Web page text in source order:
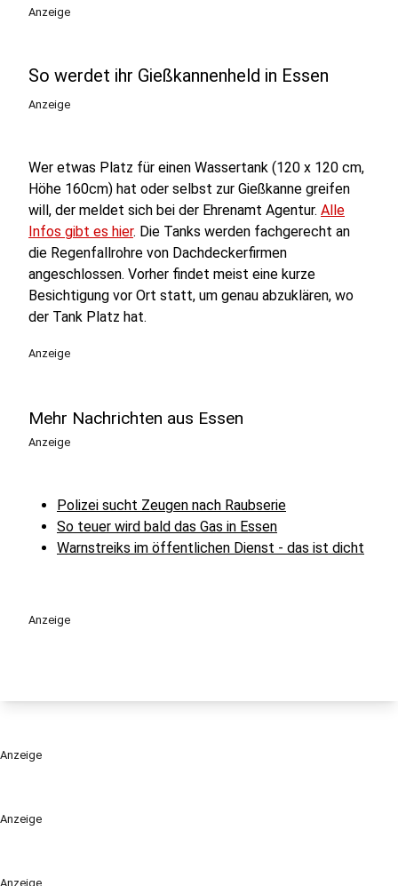
Anzeige
Anzeige
Anzeige
So werdet ihr Gießkannenheld in Essen
Anzeige
Wer etwas Platz für einen Wassertank (120 x 120 cm,
Höhe 160cm) hat oder selbst zur Gießkanne greifen
will, der meldet sich bei der Ehrenamt Agentur. Alle
Infos gibt es hier. Die Tanks werden fachgerecht an
die Regenfallrohre von Dachdeckerfirmen
angeschlossen. Vorher findet meist eine kurze
Besichtigung vor Ort statt, um genau abzuklären, wo
der Tank Platz hat.
Anzeige
Mehr Nachrichten aus Essen
Anzeige
Polizei sucht Zeugen nach Raubserie
So teuer wird bald das Gas in Essen
Warnstreiks im öffentlichen Dienst - das ist dicht
Anzeige
Anzeige